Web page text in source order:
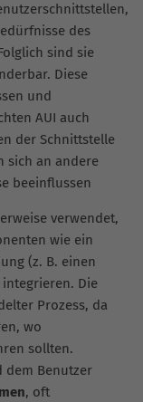
des
sind sie
Diese
und
AUI auch
der Schnittstelle
sich an andere
beeinflussen
verwendet,
wie ein
(z. B. einen
integrieren. Die
Prozess, da
wo
sollten.
dem Benutzer
, oft